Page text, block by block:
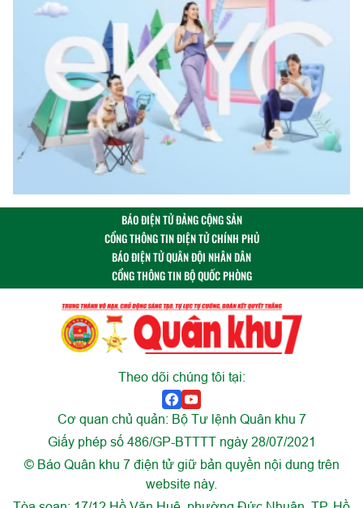
BÁO ĐIỆN TỬ ĐẢNG CỘNG SẢN
CỔNG THÔNG TIN ĐIỆN TỬ CHÍNH PHỦ
BÁO ĐIỆN TỬ QUÂN ĐỘI NHÂN DÂN
CỔNG THÔNG TIN BỘ QUỐC PHÒNG
Theo dõi chúng tôi tại:
Cơ quan chủ quản: Bộ Tư lệnh Quân khu 7
Giấy phép số 486/GP-BTTTT ngày 28/07/2021
© Báo Quân khu 7 điện tử giữ bản quyền nội dung trên
website này.